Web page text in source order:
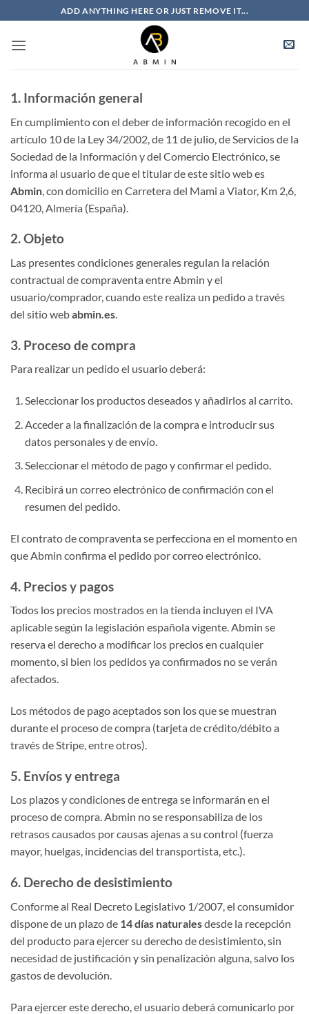
al
contenido
ADD ANYTHING HERE OR JUST REMOVE IT...
1. Información general
En cumplimiento con el deber de información recogido en el
artículo 10 de la Ley 34/2002, de 11 de julio, de Servicios de la
Sociedad de la Información y del Comercio Electrónico, se
informa al usuario de que el titular de este sitio web es
Abmin , con domicilio en Carretera del Mami a Viator, Km 2,6,
04120, Almería (España).
2. Objeto
Las presentes condiciones generales regulan la relación
contractual de compraventa entre Abmin y el
usuario/comprador, cuando este realiza un pedido a través
del sitio webabmin.es.
3. Proceso de compra
Para realizar un pedido el usuario deberá:
Seleccionar los productos deseados y añadirlos al carrito.
Acceder a la finalización de la compra e introducir sus
datos personales y de envío.
Seleccionar el método de pago y confirmar el pedido.
Recibirá un correo electrónico de confirmación con el
resumen del pedido.
El contrato de compraventa se perfecciona en el momento en
que Abmin confirma el pedido por correo electrónico.
4. Precios y pagos
Todos los precios mostrados en la tienda incluyen el IVA
aplicable según la legislación española vigente. Abmin se
reserva el derecho a modificar los precios en cualquier
momento, si bien los pedidos ya confirmados no se verán
afectados.
Los métodos de pago aceptados son los que se muestran
durante el proceso de compra (tarjeta de crédito/débito a
través de Stripe, entre otros).
5. Envíos y entrega
Los plazos y condiciones de entrega se informarán en el
proceso de compra. Abmin no se responsabiliza de los
retrasos causados por causas ajenas a su control (fuerza
mayor, huelgas, incidencias del transportista, etc.).
6. Derecho de desistimiento
Conforme al Real Decreto Legislativo 1/2007, el consumidor
dispone de un plazo de 14 días naturalesdesde la recepción
del producto para ejercer su derecho de desistimiento, sin
necesidad de justificación y sin penalización alguna, salvo los
gastos de devolución.
Para ejercer este derecho, el usuario deberá comunicarlo por